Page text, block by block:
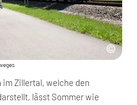
im Zillertal, welche den
lässt Sommer wie